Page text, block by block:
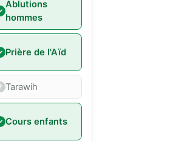
Ablutions
hommes
Prière de l'Aïd
Tarawih
Cours enfants